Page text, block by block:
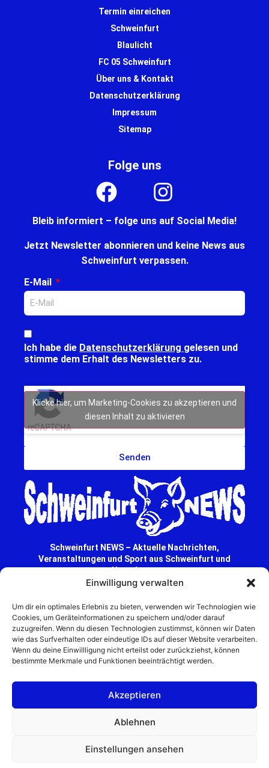
Einwilligung verwalten
Um dir ein optimales Erlebnis zu bieten, verwenden wir Technologien wie
Cookies, um Geräteinformationen zu speichern und/oder darauf
zuzugreifen. Wenn du diesen Technologien zustimmst, können wir Daten
wie das Surfverhalten oder eindeutige IDs auf dieser Website verarbeiten.
Wenn du deine Einwillligung nicht erteilst oder zurückziehst, können
bestimmte Merkmale und Funktionen beeinträchtigt werden.
Akzeptieren
Ablehnen
Einstellungen ansehen
Termin einreichen
Schweinfurt
Blaulicht
FC 05 Schweinfurt
Über uns & Kontakt
Datenschutzerklärung
Impressum
Sitemap
Schweinfurt NEWS – Aktuelle Nachrichten,
Veranstaltungen und Sport aus Schweinfurt und
Umgebung.
Regionale Werbung mit Reichweite – jetzt
unverbindlich anfragen
© 2025 Schweinfurt NEWS
Folge uns
Bleib informiert – folge uns auf Social Media!
Jetzt Newsletter abonnieren und keine News aus
Schweinfurt verpassen.
E-Mail
Ich habe die Datenschutzerklärung gelesen und
stimme dem Erhalt des Newsletters zu.
Klicke hier, um Marketing-Cookies zu akzeptieren und
diesen Inhalt zu aktivieren
Senden